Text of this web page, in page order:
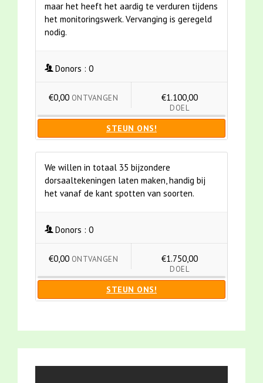
maar het heeft het aardig te verduren tijdens
het monitoringswerk. Vervanging is geregeld
nodig.
Donors : 0
€0,00 ONTVANGEN €1.100,00
DOEL
STEUN ONS!
We willen in totaal 35 bijzondere
dorsaaltekeningen laten maken, handig bij
het vanaf de kant spotten van soorten.
Donors : 0
€0,00 ONTVANGEN €1.750,00
DOEL
STEUN ONS!